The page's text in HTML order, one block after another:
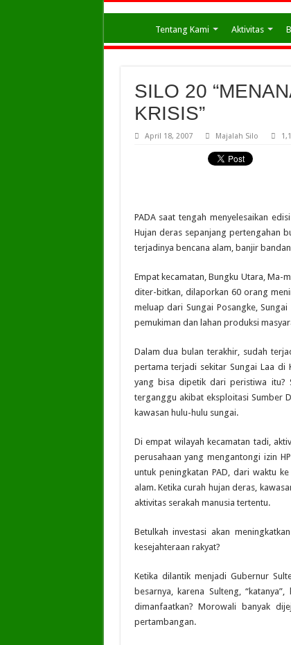
Tentang Kami Aktivitas
SILO 20
KRISIS”
April 18, 2007 Majalah Silo
PADA saat tengah menyelesaikan
Hujan deras sepanjang pertengahan
terjadinya bencana alam, banjir
Empat kecamatan, Bungku Utara, Ma-
diter-bitkan, dilaporkan 60 orang
meluap dari Sungai Posangke,
pemukiman dan lahan produksi
Dalam dua bulan terakhir, sudah
pertama terjadi sekitar Sungai Laa di
yang bisa dipetik dari peristiwa itu?
terganggu akibat eksploitasi Sumber
kawasan hulu-hulu sungai.
Di empat wilayah kecamatan tadi,
perusahaan yang mengantongi izin
untuk peningkatan PAD, dari waktu
alam. Ketika curah hujan deras,
aktivitas serakah manusia tertentu.
Betulkah investasi akan
kesejahteraan rakyat?
Ketika dilantik menjadi Gubernur
besarnya, karena Sulteng,
dimanfaatkan? Morowali banyak
pertambangan.